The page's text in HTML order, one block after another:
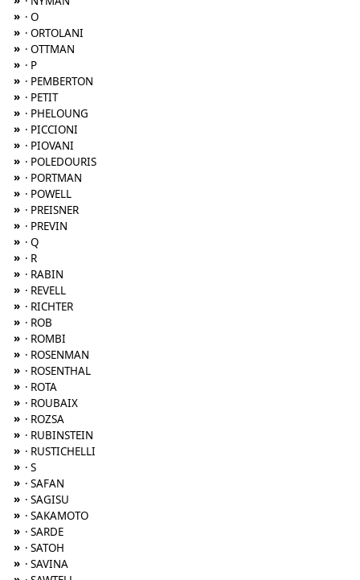
» · O
» · ORTOLANI
» · OTTMAN
» · P
» · PEMBERTON
» · PETIT
» · PHELOUNG
» · PICCIONI
» · PIOVANI
» · POLEDOURIS
» · PORTMAN
» · POWELL
» · PREISNER
» · PREVIN
» · Q
» · R
» · RABIN
» · REVELL
» · RICHTER
» · ROB
» · ROMBI
» · ROSENMAN
» · ROSENTHAL
» · ROTA
» · ROUBAIX
» · ROZSA
» · RUBINSTEIN
» · RUSTICHELLI
» · S
» · SAFAN
» · SAGISU
» · SAKAMOTO
» · SARDE
» · SATOH
» · SAVINA